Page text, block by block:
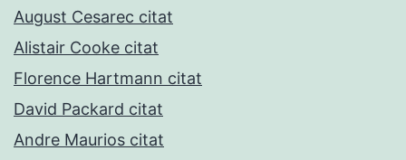
August Cesarec citat
Alistair Cooke citat
Florence Hartmann citat
David Packard citat
Andre Maurios citat